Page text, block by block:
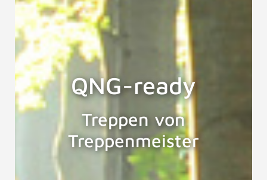
QNG-ready
Treppen von
Treppenmeister